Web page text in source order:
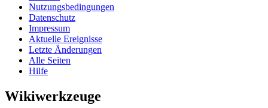
Nutzungsbedingungen
Datenschutz
Impressum
Aktuelle Ereignisse
Letzte Änderungen
Alle Seiten
Hilfe
Wikiwerkzeuge